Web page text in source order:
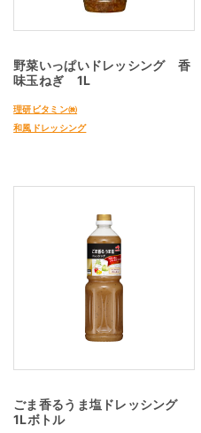
野菜いっぱいドレッシング 香
味玉ねぎ 1L
理研ビタミン㈱
和風ドレッシング
ごま香るうま塩ドレッシング
1Lボトル